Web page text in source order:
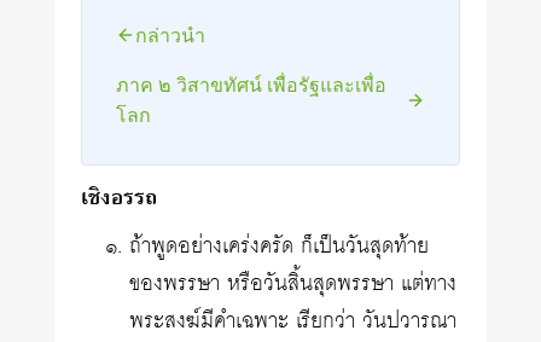
กล่าวนำ
ภาค ๒ วิสาขทัศน์ เพื่อรัฐและเพื่อ
โลก
เชิงอรรถ
ถ้าพูดอย่างเคร่งครัด ก็เป็นวันสุดท้าย
ของพรรษา หรือวันสิ้นสุดพรรษา แต่ทาง
พระสงฆ์มีคำเฉพาะ เรียกว่า วันปวารณา